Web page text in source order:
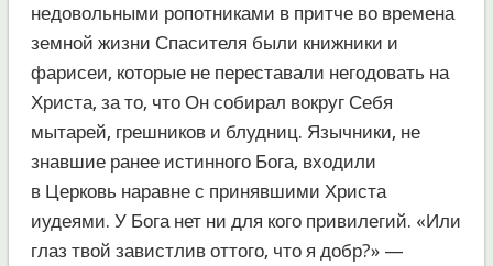
недовольными ропотниками в притче во времена
земной жизни Спасителя были книжники и
фарисеи, которые не переставали негодовать на
Христа, за то, что Он собирал вокруг Себя
мытарей, грешников и блудниц. Язычники, не
знавшие ранее истинного Бога, входили
в Церковь наравне с принявшими Христа
иудеями. У Бога нет ни для кого привилегий. «Или
глаз твой завистлив оттого, что я добр?» —